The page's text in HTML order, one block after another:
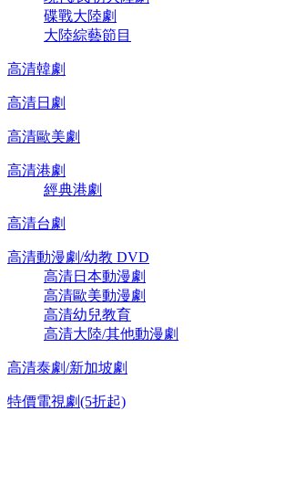
碟戰大陸劇
大陸綜藝節目
高清韓劇
高清日劇
高清歐美劇
高清港劇
經典港劇
高清台劇
高清動漫劇/幼教 DVD
高清日本動漫劇
高清歐美動漫劇
高清幼兒教育
高清大陸/其他動漫劇
高清泰劇/新加坡劇
特價電視劇(5折起)